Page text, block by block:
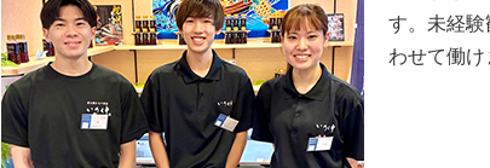
す。未経
わせて働け